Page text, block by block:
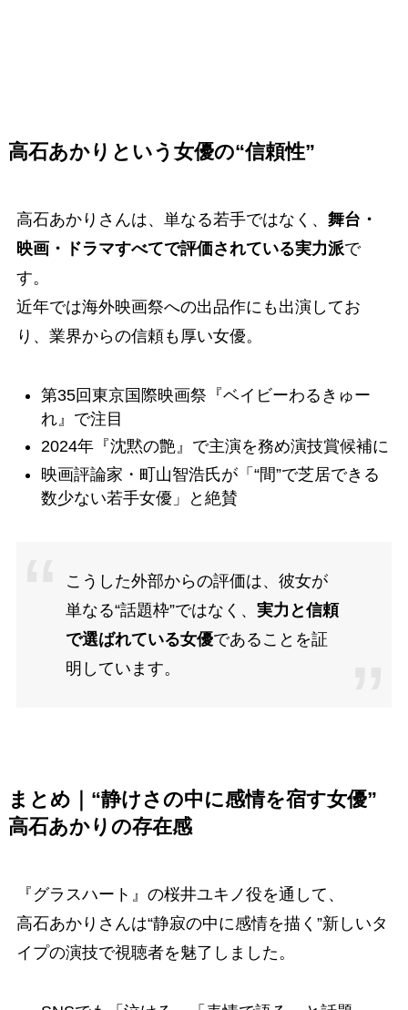
高石あかりという女優の“信頼性”
高石あかりさんは、単なる若手ではなく、 舞台・
映画・ドラマすべてで評価されている実力派で
す。
近年では海外映画祭への出品作にも出演してお
り、業界からの信頼も厚い女優。
第35回東京国際映画祭『ベイビーわるきゅー
れ』で注目
2024年『沈黙の艶』で主演を務め演技賞候補に
映画評論家・町山智浩氏が「“間”で芝居できる
数少ない若手女優」と絶賛
こうした外部からの評価は、彼女が
単なる“話題枠”ではなく、 実力と信頼
で選ばれている女優であることを証
明しています。
まとめ｜“静けさの中に感情を宿す女優”
高石あかりの存在感
『グラスハート』の桜井ユキノ役を通して、
高石あかりさんは“静寂の中に感情を描く”新しいタ
イプの演技で視聴者を魅了しました。